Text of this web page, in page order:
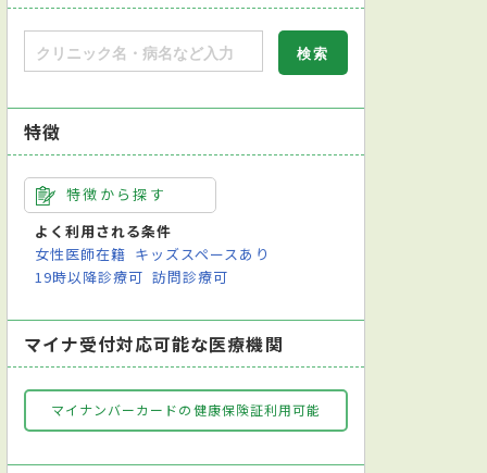
特徴
特徴から探す
よく利用される条件
女性医師在籍 キッズスペースあり
19時以降診療可 訪問診療可
マイナ受付対応可能な医療機関
マイナンバーカードの健康保険証利用可能